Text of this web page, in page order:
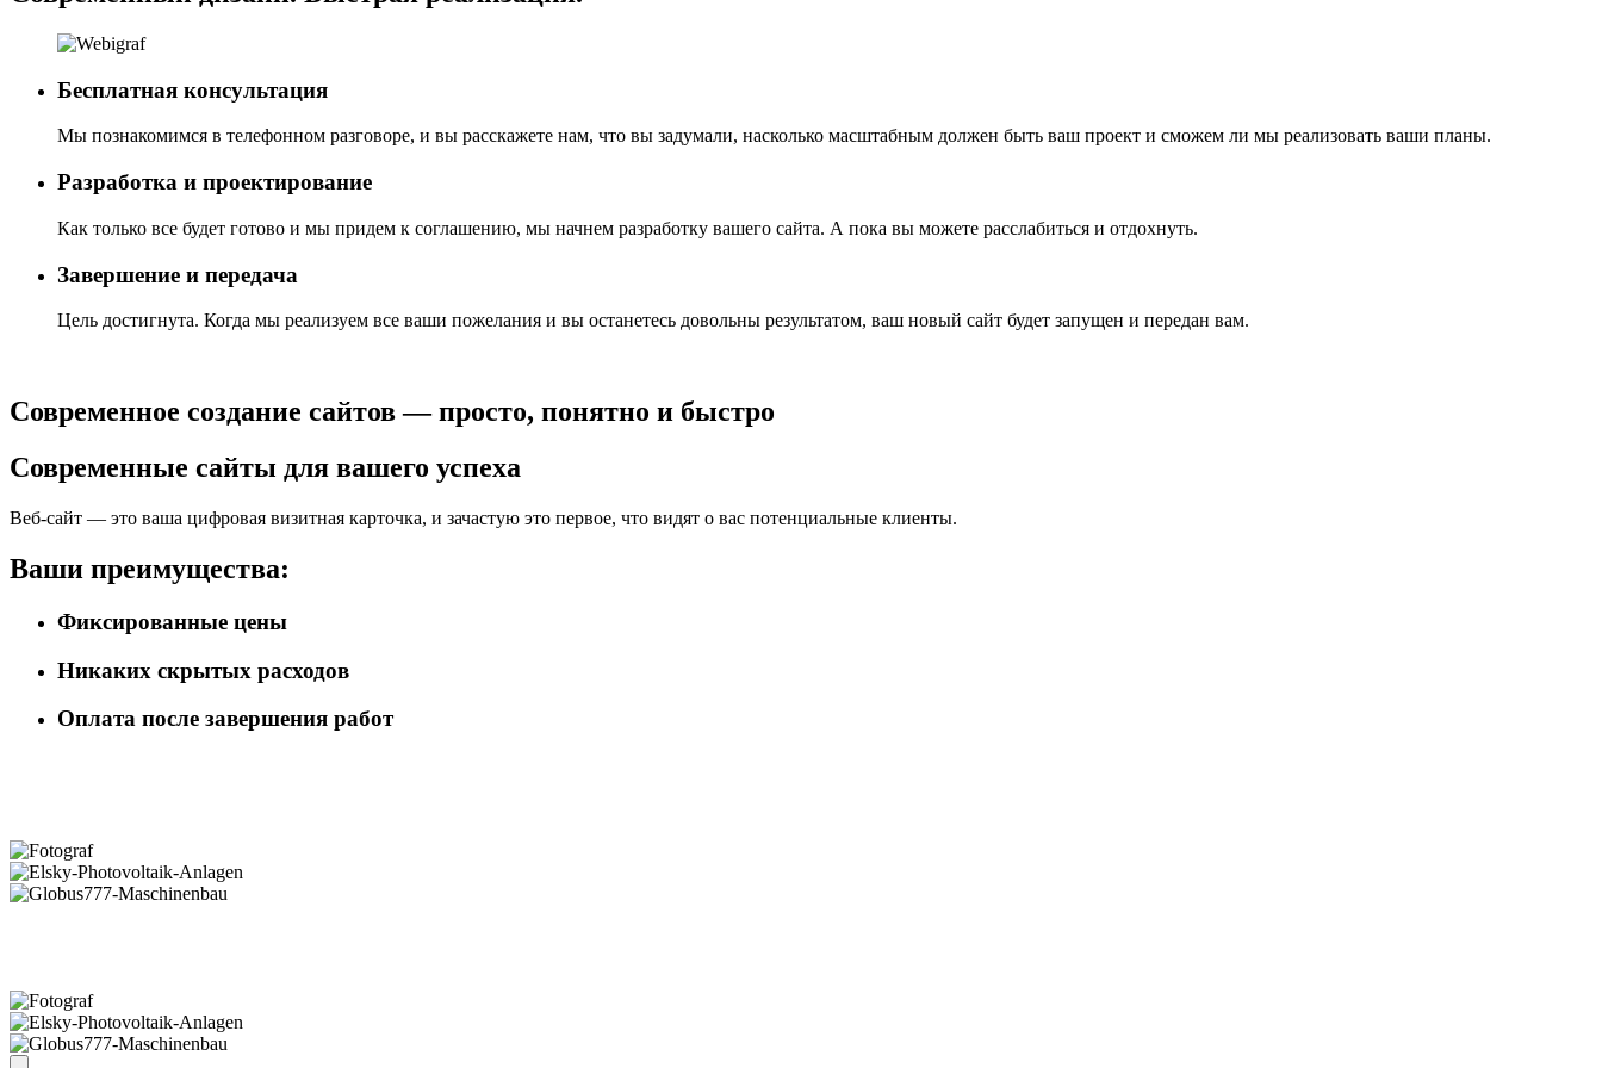
Бесплатная консультация
Мы познакомимся в телефонном разговоре, и вы расскажете нам, что вы задумали, насколько масштабным должен быть ваш проект и сможем ли мы реализовать ваши планы.
Разработка и проектирование
Как только все будет готово и мы придем к соглашению, мы начнем разработку вашего сайта. А пока вы можете расслабиться и отдохнуть.
Завершение и передача
Цель достигнута. Когда мы реализуем все ваши пожелания и вы останетесь довольны результатом, ваш новый сайт будет запущен и передан вам.
Современное создание сайтов — просто, понятно и быстро
Современные сайты для вашего успеха
Веб-сайт — это ваша цифровая визитная карточка, и зачастую это первое, что видят о вас потенциальные клиенты.
Ваши преимущества:
Фиксированные цены
Никаких скрытых расходов
Оплата после завершения работ